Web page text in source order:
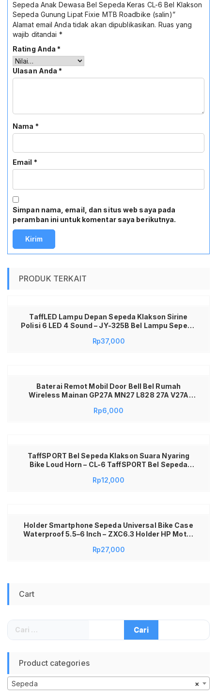
Sepeda Anak Dewasa Bel Sepeda Keras CL-6 Bel Klakson
Sepeda Gunung Lipat Fixie MTB Roadbike (salin)”
Alamat email Anda tidak akan dipublikasikan. Ruas yang
wajib ditandai *
Rating Anda*
Ulasan Anda*
Nama *
Email *
Simpan nama, email, dan situs web saya pada
peramban ini untuk komentar saya berikutnya.
PRODUK TERKAIT
TaffLED Lampu Depan Sepeda Klakson Sirine
Polisi 6 LED 4 Sound – JY-325B Bel Lampu Sepeda
Dewasa Suara Sirine Mobil Polisi Lampu Sepeda
Rp37,000
Baterai Remot Mobil Door Bell Bel Rumah
Wireless Mainan GP27A MN27 L828 27A V27A
Rp6,000
TaffSPORT Bel Sepeda Klakson Suara Nyaring
Bike Loud Horn – CL-6 TaffSPORT Bel Sepeda
Anti Air Ringan Mudah Pasang Aksesoris Sepeda
Rp12,000
Holder Smartphone Sepeda Universal Bike Case
Waterproof 5.5–6 Inch – ZXC6.3 Holder HP Motor
Dudukan HP GPS Case Transparan Plastik Grip
Rp27,000
Cart
Cari
untuk:
Product categories
×
Sepeda